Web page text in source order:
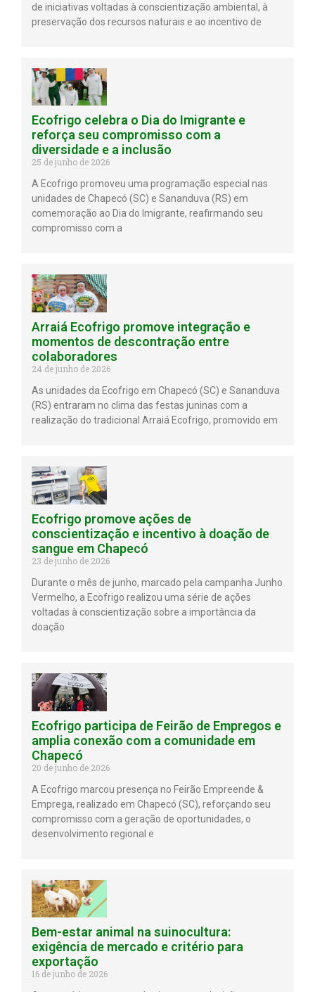
de iniciativas voltadas à conscientização ambiental, à
preservação dos recursos naturais e ao incentivo de
Ecofrigo celebra o Dia do Imigrante e
reforça seu compromisso com a
diversidade e a inclusão
25 de junho de 2026
A Ecofrigo promoveu uma programação especial nas
unidades de Chapecó (SC) e Sananduva (RS) em
comemoração ao Dia do Imigrante, reafirmando seu
compromisso com a
Arraiá Ecofrigo promove integração e
momentos de descontração entre
colaboradores
24 de junho de 2026
As unidades da Ecofrigo em Chapecó (SC) e Sananduva
(RS) entraram no clima das festas juninas com a
realização do tradicional Arraiá Ecofrigo, promovido em
Ecofrigo promove ações de
conscientização e incentivo à doação de
sangue em Chapecó
23 de junho de 2026
Durante o mês de junho, marcado pela campanha Junho
Vermelho, a Ecofrigo realizou uma série de ações
voltadas à conscientização sobre a importância da
doação
Ecofrigo participa de Feirão de Empregos e
amplia conexão com a comunidade em
Chapecó
20 de junho de 2026
A Ecofrigo marcou presença no Feirão Empreende &
Emprega, realizado em Chapecó (SC), reforçando seu
compromisso com a geração de oportunidades, o
desenvolvimento regional e
Bem-estar animal na suinocultura:
exigência de mercado e critério para
exportação
16 de junho de 2026